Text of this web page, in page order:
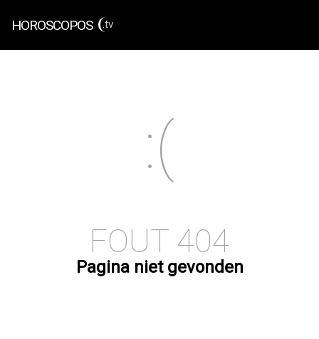
HOROSCOPOS .tv
FOUT 404
Pagina niet gevonden